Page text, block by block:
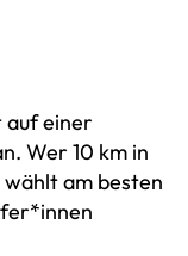
auf einer
Wer 10 km in
am besten